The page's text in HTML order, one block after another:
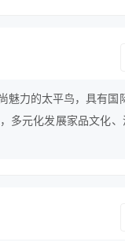
力的太平鸟，具有国
多元化发展家品文化、